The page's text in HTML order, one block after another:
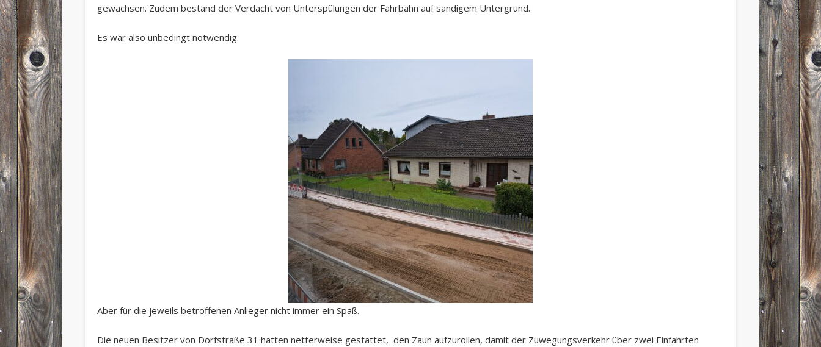
gewachsen. Zudem bestand der Verdacht von Unterspülungen der Fahrbahn auf sandigem Untergrund.
Es war also unbedingt notwendig.
Aber für die jeweils betroffenen Anlieger nicht immer ein Spaß.
Die neuen Besitzer von Dorfstraße 31 hatten netterweise gestattet, den Zaun aufzurollen, damit der Zuwegungsverkehr über zwei Einfahrten